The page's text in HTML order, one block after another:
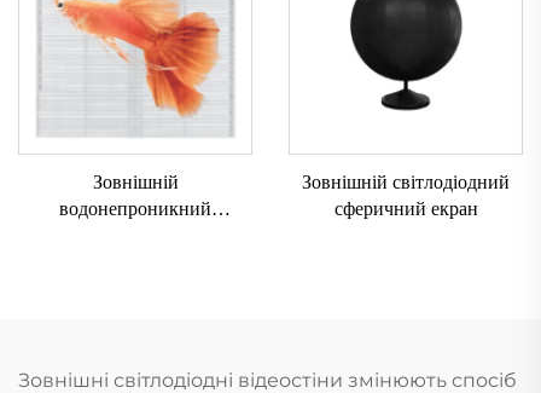
Зовнішній
водонепроникний
Зовнішній світлодіодний
сферичний екран
Зовнішні світлодіодні відеостіни змінюють спосіб